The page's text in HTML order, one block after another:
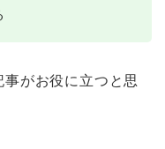
がお役に立つと思